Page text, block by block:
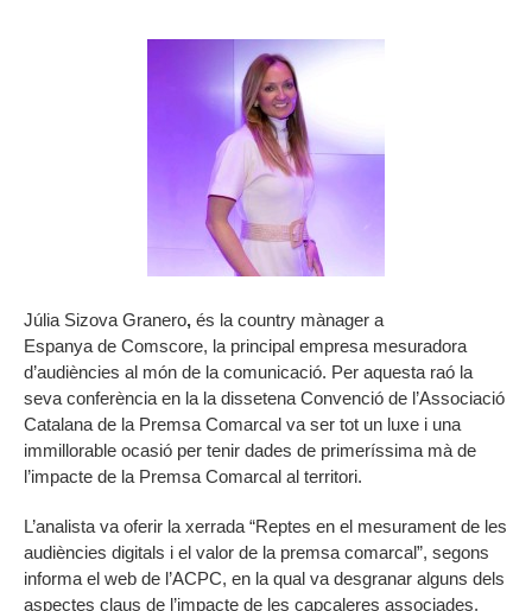
Júlia Sizova Granero, és la country mànager a
Espanya de Comscore, la principal empresa mesuradora
d’audiències al món de la comunicació. Per aquesta raó la
seva conferència en la la dissetena Convenció de l’Associació
Catalana de la Premsa Comarcal va ser tot un luxe i una
immillorable ocasió per tenir dades de primeríssima mà de
l’impacte de la Premsa Comarcal al territori.
L’analista va oferir la xerrada “Reptes en el mesurament de les
audiències digitals i el valor de la premsa comarcal”, segons
informa el web de l’ACPC, en la qual va desgranar alguns dels
aspectes claus de l’impacte de les capçaleres associades.